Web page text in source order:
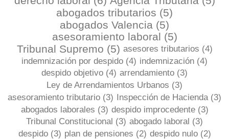
abogados tributarios (5)
abogados Valencia (5)
asesoramiento laboral (5)
Tribunal Supremo (5) asesores tributarios (4)
indemnización por despido (4) indemnización (4)
despido objetivo (4) arrendamiento (3)
Ley de Arrendamientos Urbanos (3)
asesoramiento tributario (3) Inspección de Hacienda (3)
abogados laborales (3) despido improcedente (3)
Tribunal Constitucional (3) abogado laboral (3)
despido (3) plan de pensiones (2) despido nulo (2)